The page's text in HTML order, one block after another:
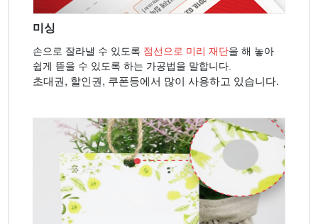
미싱
손으로 잘라낼 수 있도록 점선으로 미리 재단을 해 놓아
쉽게 뜯을 수 있도록 하는 가공법을 말합니다.
초대권, 할인권, 쿠폰등에서 많이 사용하고 있습니다.